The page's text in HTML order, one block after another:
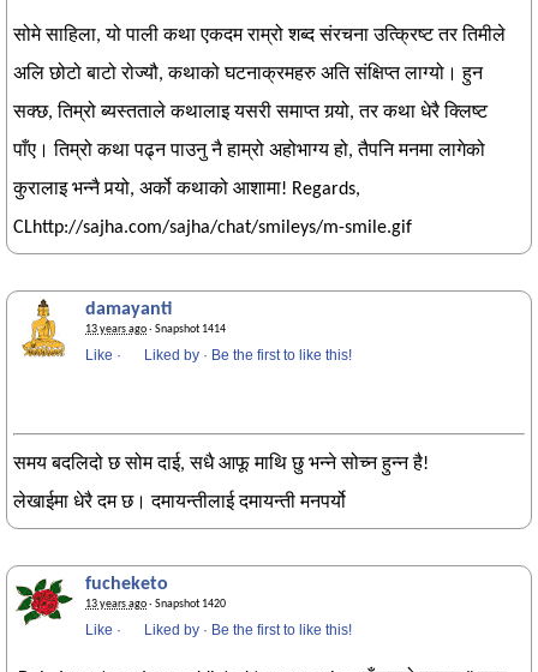
सोमे साहिला, यो पाली कथा एकदम राम्रो शब्द संरचना उत्क्रिष्ट तर तिमीले
अलि छोटो बाटो रोज्यौ, कथाको घटनाक्रमहरु अति संक्षिप्त लाग्यो। हुन
सक्छ, तिम्रो ब्यस्तताले कथालाइ यसरी समाप्त गर्‍यो, तर कथा धेरै क्लिष्ट
पाँए। तिम्रो कथा पढ्न पाउनु नै हाम्रो अहोभाग्य हो, तैपनि मनमा लागेको
कुरालाइ भन्नै पर्‍यो, अर्को कथाको आशामा! Regards,
CLhttp://sajha.com/sajha/chat/smileys/m-smile.gif
damayanti
13 years ago· Snapshot 1414
Like · Liked by · Be the first to like this!
समय बदलिदो छ सोम दाई, सधै आफू माथि छु भन्ने सोच्न हुन्न है!
लेखाईमा धेरै दम छ। दमायन्तीलाई दमायन्ती मनपर्यो
fucheketo
13 years ago· Snapshot 1420
Like · Liked by · Be the first to like this!